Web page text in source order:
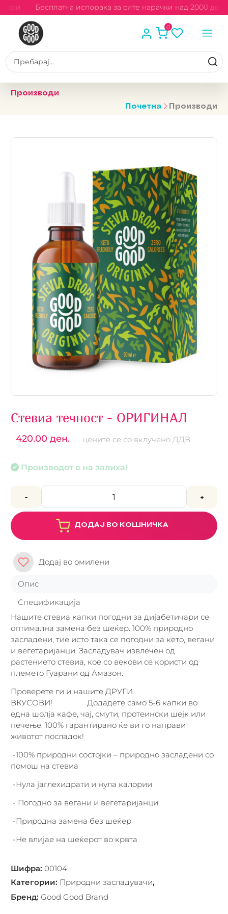
Бесплатна испорака за сите нарачки над 2000
0
Производи
Почетна
Производи
Стевиа течност - ОРИГИНАЛ
420.00 ден. цените се со вклучено ДДВ
Производот е на залиха!
- +
ДОДАЈ ВО КОШНИЧКА
Додај во омилени
Опис
Спецификација
Нашите стевиа капки погодни за дијабетичари се
оптимална замена без шеќер. 100% природно
засладени, тие исто така се погодни за кето, вегани
и вегетаријанци. Засладувач извлечен од
растението стевиа, кое со векови се користи од
племето Гуарани од Амазон.
Проверете ги и нашите ДРУГИ
ВКУСОВИ! Додадете само 5-6 капки во
една шолја кафе, чај, смути, протеински шејк или
печење. 100% гарантирано ќе ви го направи
животот посладок!
-100% природни состојки – природно засладени со
помош на стевиа
-Нула јаглехидрати и нула калории
- Погодно за вегани и вегетаријанци
-Природна замена без шеќер
-Не влијае на шеќерот во крвта
Шифра: 00104
Категории: Природни засладувачи,
Бренд: Good Good Brand